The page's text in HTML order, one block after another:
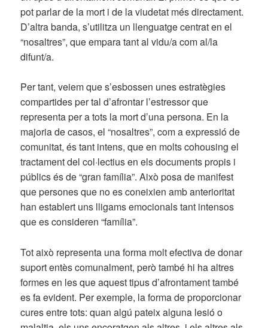
pot parlar de la mort i de la viudetat més directament.
D’altra banda, s’utilitza un llenguatge centrat en el
“nosaltres”, que empara tant al vidu/a com al/la
difunt/a.
Per tant, veiem que s’esbossen unes estratègies
compartides per tal d’afrontar l’estressor que
representa per a tots la mort d’una persona. En la
majoria de casos, el “nosaltres”, com a expressió de
comunitat, és tant intens, que en molts cohousing el
tractament del col·lectius en els documents propis i
públics és de “gran família”. Això posa de manifest
que persones que no es coneixien amb anterioritat
han establert uns lligams emocionals tant intensos
que es consideren “família”.
Tot això representa una forma molt efectiva de donar
suport entès comunalment, però també hi ha altres
formes en les que aquest tipus d’afrontament també
es fa evident. Per exemple, la forma de proporcionar
cures entre tots: quan algú pateix alguna lesió o